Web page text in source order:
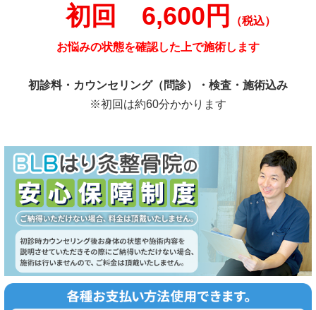
初回 6,600円 （税込）
お悩みの状態を確認した上で施術します
初診料・カウンセリング（問診）・検査・施術込み
※初回は約60分かかります